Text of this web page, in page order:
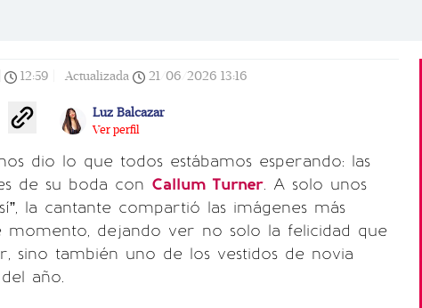
12:59 Actualizada 21/06/2026 13:16
Luz Balcazar
Ver perfil
dio lo que todos estábamos esperando: las
de su boda con Callum Turner. A solo unos
la cantante compartió las imágenes más
momento, dejando ver no solo la felicidad que
sino también uno de los vestidos de novia
año.